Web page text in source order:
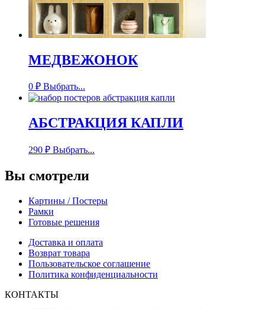
МЕДВЕЖОНОК
0 ₽ Выбрать...
АБСТРАКЦИЯ КАПЛИ
290 ₽ Выбрать...
Вы смотрели
Картины / Постеры
Рамки
Готовые решения
Доставка и оплата
Возврат товара
Пользовательское соглашение
Политика конфиденциальности
КОНТАКТЫ